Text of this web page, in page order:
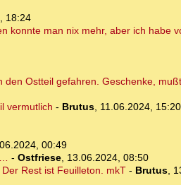
18:24
konnte man nix mehr, aber ich habe
Ostteil gefahren. Geschenke,
vermutlich - Brutus, 11.06.2024, 15:20
00:49
- Ostfriese, 13.06.2024, 08:50
Rest ist Feuilleton. mkT- Brutus,